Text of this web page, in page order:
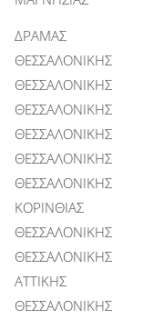
ΔΡΑΜΑΣ
ΘΕΣΣΑΛΟΝΙΚΗΣ
ΘΕΣΣΑΛΟΝΙΚΗΣ
ΘΕΣΣΑΛΟΝΙΚΗΣ
ΘΕΣΣΑΛΟΝΙΚΗΣ
ΘΕΣΣΑΛΟΝΙΚΗΣ
ΘΕΣΣΑΛΟΝΙΚΗΣ
ΚΟΡΙΝΘΙΑΣ
ΘΕΣΣΑΛΟΝΙΚΗΣ
ΘΕΣΣΑΛΟΝΙΚΗΣ
ΑΤΤΙΚΗΣ
ΘΕΣΣΑΛΟΝΙΚΗΣ